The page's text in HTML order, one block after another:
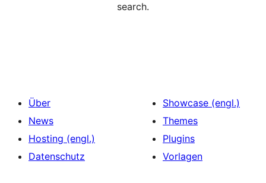
search.
Über
News
Hosting (engl.)
Datenschutz
Showcase (engl.)
Themes
Plugins
Vorlagen